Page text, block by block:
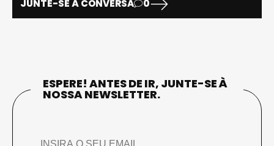
JUNTE-SE À CONVERSA 0
ESPERE! ANTES DE IR, JUNTE-SE À
NOSSA NEWSLETTER.